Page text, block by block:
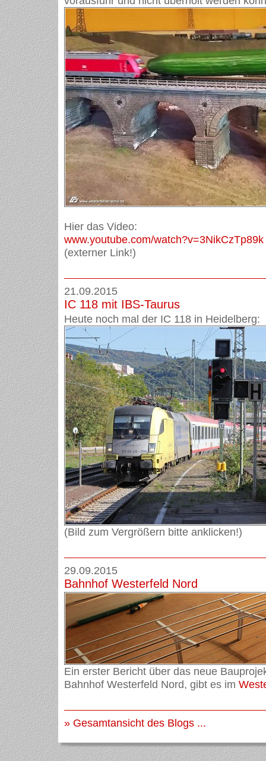
Hier das Video:
www.youtube.com/watch?v=3NikCzTp89k
(externer Link!)
21.09.2015
IC 118 mit IBS-Taurus
Heute noch mal der IC 118 in Heidelberg:
(Bild zum Vergrößern bitte anklicken!)
29.09.2015
Bahnhof Westerfeld Nord
Ein erster Bericht über das neue
Bahnhof Westerfeld Nord, gibt es im
» Gesamtansicht des Blogs ...